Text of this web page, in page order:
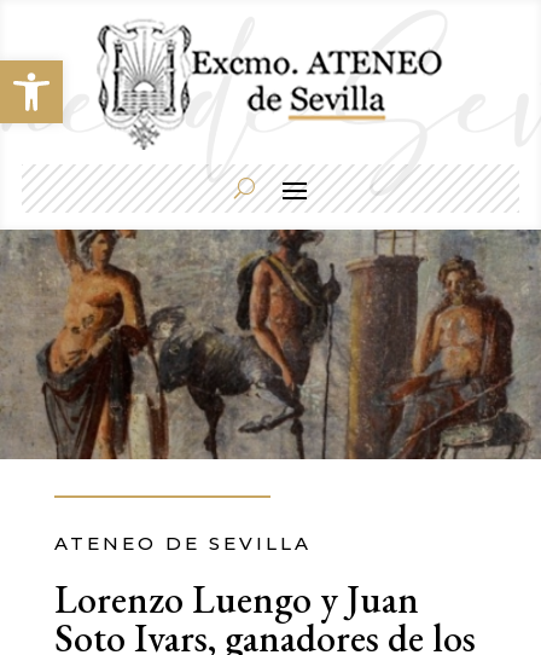
Abrir barra de herramientas
ATENEO DE SEVILLA
Lorenzo Luengo y Juan
Soto Ivars, ganadores de los